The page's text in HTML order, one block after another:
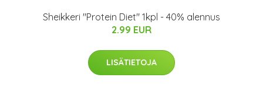
Sheikkeri "Protein Diet" 1kpl - 40% alennus
2.99 EUR
LISÄTIETOJA